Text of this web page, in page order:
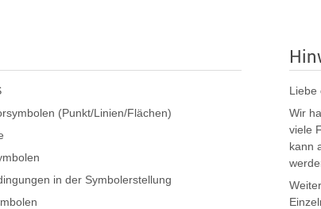
(Punkt/Linien/Flächen)
in der Symbolerstellung
Liebe
Wir
viele
kann